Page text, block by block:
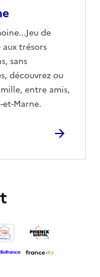
de
trésors
sans
découvrez ou
entre amis,
et-Marne.